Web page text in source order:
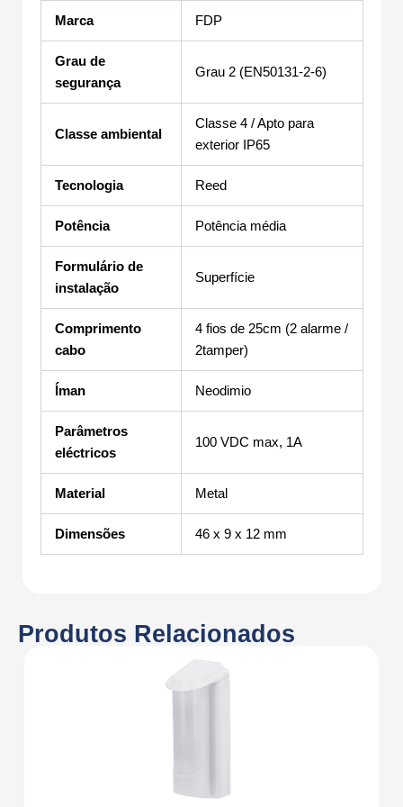
Marca FDP
Grau de
segurança
Grau 2 (EN50131-2-6)
Classe ambiental
Classe 4 / Apto para
exterior IP65
Tecnologia Reed
Potência Potência média
Formulário de
instalação
Superfície
Comprimento
cabo
4 fios de 25cm (2 alarme /
2tamper)
Íman Neodimio
Parâmetros
eléctricos
100 VDC max, 1A
Material Metal
Dimensões 46 x 9 x 12 mm
Produtos Relacionados